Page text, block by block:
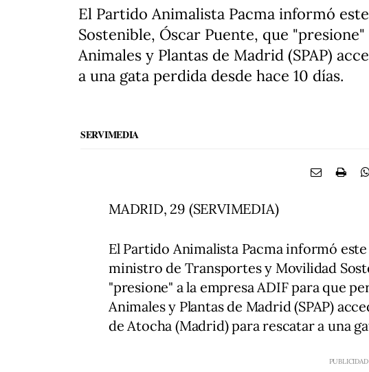
El Partido Animalista Pacma informó
Sostenible, Óscar Puente, que
Animales y Plantas de Madrid (SPAP)
a una gata perdida desde hace 10 días.
SERVIMEDIA
MADRID, 29 (SERVIMEDIA)
El Partido Animalista Pacma informó
ministro de Transportes y Movilidad
"presione" a la empresa ADIF para que
Animales y Plantas de Madrid (SPAP)
de Atocha (Madrid) para rescatar a una